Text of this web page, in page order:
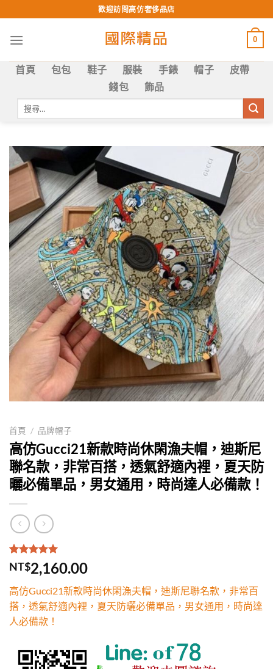
to
content
歡迎訪問高仿奢侈品店
0
首頁 包包 鞋子 服裝 手錶 帽子
皮帶
錢包
飾品
Add to
wishlist
首頁 / 品牌帽子
高仿Gucci21新款時尚休閑漁夫帽，迪斯尼
聯名款，非常百搭，透氣舒適內裡，夏天防
曬必備單品，男女通用，時尚達人必備款！
評分5.00 /
5，已有
1
位
分
NT$2,160.00
高仿Gucci21新款時尚休閑漁夫帽，迪斯尼聯名款，非常百
搭，透氣舒適內裡，夏天防曬必備單品，男女通用，時尚達
人必備款！